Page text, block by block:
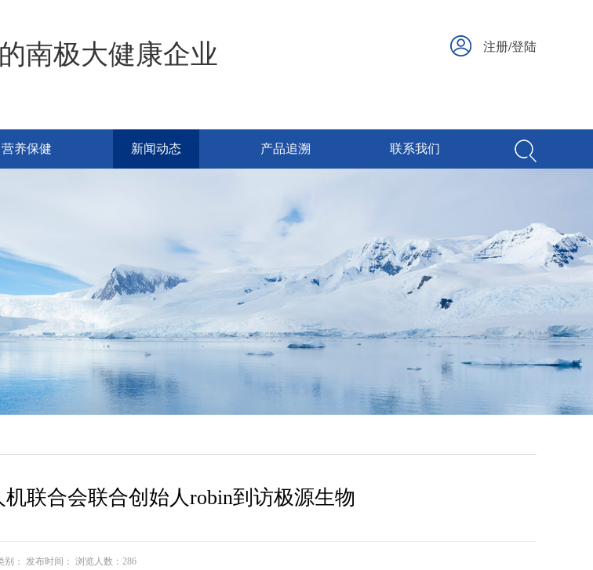
注册/登陆
南极大健康企业
营养保健 新闻动态 产品追溯 联系我们
联合会联合创始人robin到访极源生物
别： 发布时间： 浏览人数： 286